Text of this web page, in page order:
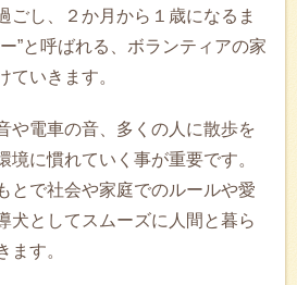
ごし、２か月から１歳になるま
”と呼ばれる、ボランティアの家
ていきます。
や電車の音、多くの人に散歩を
境に慣れていく事が重要です。
とで社会や家庭でのルールや愛
犬としてスムーズに人間と暮ら
ます。